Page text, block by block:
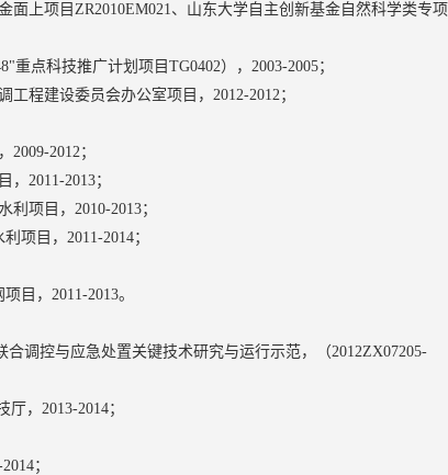
上项目ZR2010EM021、山东大学自主创新基金自然科学类专项
点科技推广计划项目TG0402），2003-2005；
程建设委员会办公室项目，2012-2012；
2012；
2011-2013；
项目，2010-2013；
项目，2011-2014；
目，2011-2013。
调控与应急处置关键技术研究与运行示范，（2012ZX07205-
，2013-2014；
；